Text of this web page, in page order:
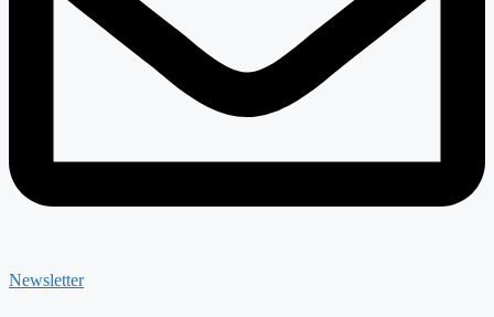
Newsletter